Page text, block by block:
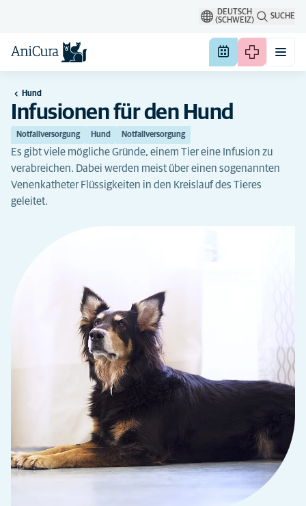
DEUTSCH
(SCHWEIZ)
SUCHE
Hund
Infusionen für den Hund
Notfallversorgung Hund Notfallversorgung
Es gibt viele mögliche Gründe, einem Tier eine Infusion zu
verabreichen. Dabei werden meist über einen sogenannten
Venenkatheter Flüssigkeiten in den Kreislauf des Tieres
geleitet.